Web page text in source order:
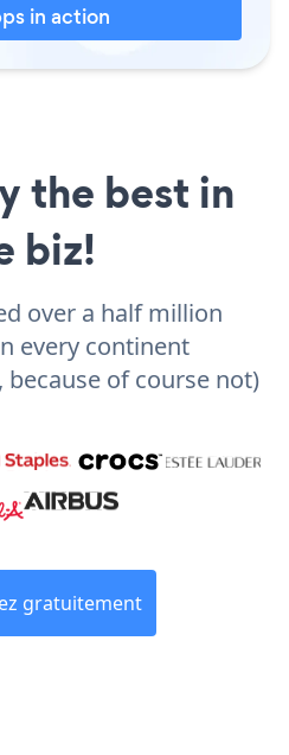
in action
the best in
biz!
over a half million
every continent
of course not)
gratuitement